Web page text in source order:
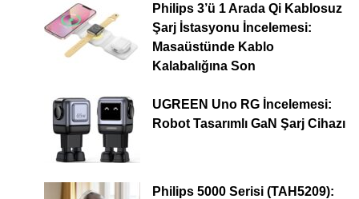
Philips 3’ü 1 Arada Qi Kablosuz
Şarj İstasyonu İncelemesi:
Masaüstünde Kablo
Kalabalığına Son
UGREEN Uno RG İncelemesi:
Robot Tasarımlı GaN Şarj Cihazı
Philips 5000 Serisi (TAH5209):